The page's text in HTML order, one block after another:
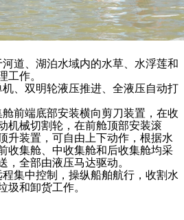
道、湖泊水域内的水草、水浮莲和
工作。
、双明轮液压推进、全液压自动打
前端底部安装横向剪刀装置，在收
机械切割轮，在前舱顶部安装滚
升装置，可自由上下动作，根据水
收集舱、中收集舱和后收集舱均采
，全部由液压马达驱动。
集中控制，操纵船舶航行，收割水
圾和卸货工作。